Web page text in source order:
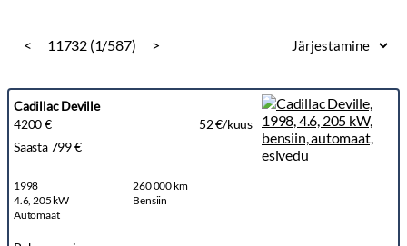
< 11732 (1/587) >
Cadillac Deville
4200 €
52 €/kuus
Säästa 799 €
1998
260 000 km
4.6, 205 kW
Bensiin
Automaat